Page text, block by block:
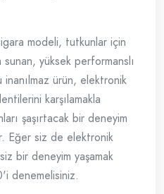
modeli, tutkunlar için
yüksek performanslı
ürün, elektronik
karşılamakla
şaşırtacak bir deneyim
Eğer siz de elektronik
bir deneyim yaşamak
denemelisiniz.